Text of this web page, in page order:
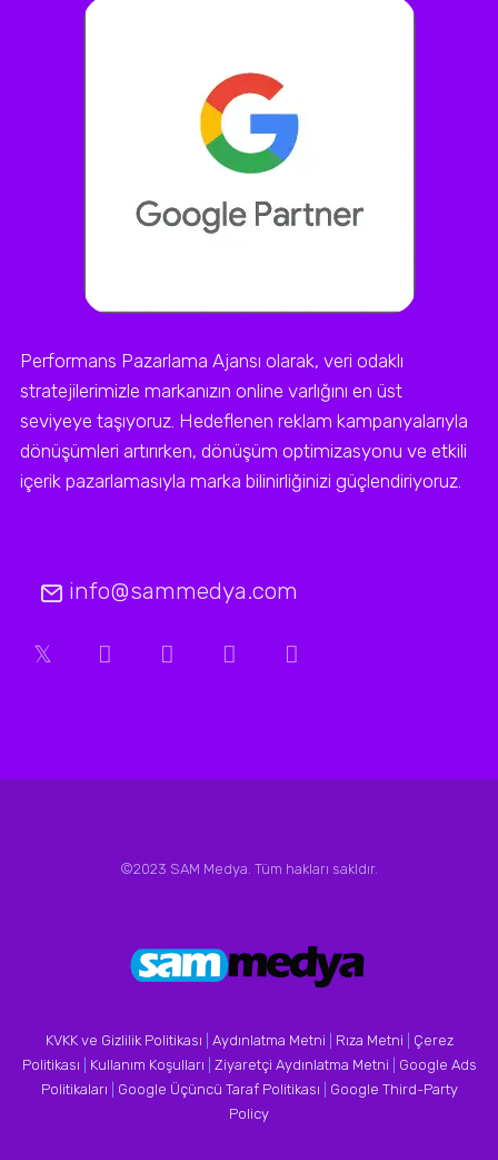
Performans Pazarlama Ajansı olarak, veri odaklı
stratejilerimizle markanızın online varlığını en üst
seviyeye taşıyoruz. Hedeflenen reklam kampanyalarıyla
dönüşümleri artırırken, dönüşüm optimizasyonu ve etkili
içerik pazarlamasıyla marka bilinirliğinizi güçlendiriyoruz.
info@sammedya.com
©2023 SAM Medya. Tüm hakları sakldır.
KVKK ve Gizlilik Politikası Aydınlatma Metni Rıza Metni
Çerez
Politikası
Kullanım Koşulları Ziyaretçi Aydınlatma Metni
Google Ads
Politikaları
Google Üçüncü Taraf Politikası
Google Third-Party
Policy